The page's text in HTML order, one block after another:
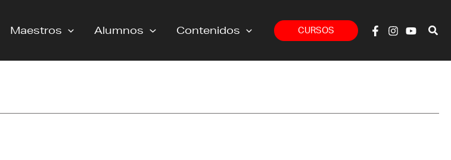
Maestros Alumnos Contenidos CURSOS